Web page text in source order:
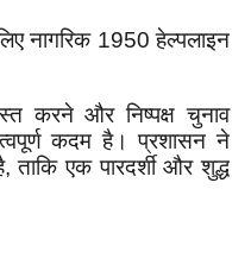
नागरिक 1950 हेल्पलाइन
करने और निष्पक्ष चुनाव
कदम है। प्रशासन ने
एक पारदर्शी और शुद्ध